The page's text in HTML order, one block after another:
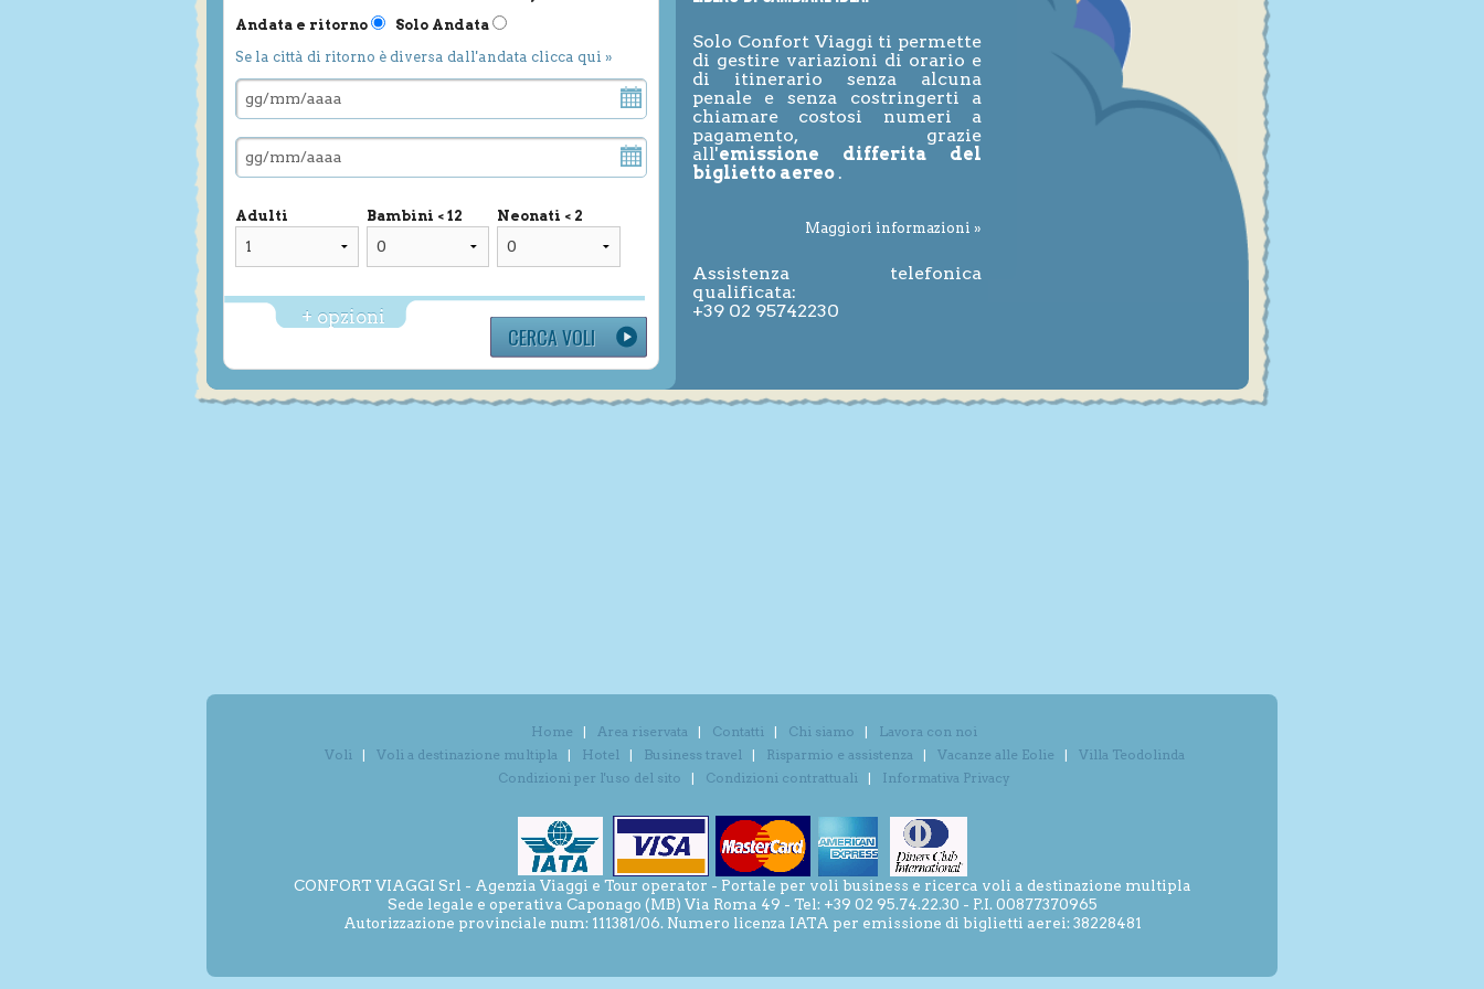
Andata e ritorno
Solo Andata
Se la città di ritorno è diversa dall'andata clicca qui »
Adulti Bambini < 12 Neonati < 2
+ opzioni
Solo Confort Viaggi ti permette
di gestire variazioni di orario e
di itinerario senza alcuna
penale e senza costringerti a
chiamare costosi numeri a
pagamento, grazie
all'emissione differita del
biglietto aereo .
Maggiori informazioni »
Assistenza telefonica
qualificata:
+39 02 95742230
Home Area riservata Contatti Chi siamo
Lavora con noi
Voli
Voli a destinazione multipla Hotel Business travel Risparmio e assistenza Vacanze alle Eolie
Villa Teodolinda
Condizioni per l'uso del sito
Condizioni contrattuali Informativa Privacy
CONFORT VIAGGI Srl - Agenzia Viaggi e Tour operator - Portale per voli business e ricerca voli a destinazione multipla
Sede legale e operativa Caponago (MB) Via Roma 49 - Tel: +39 02 95.74.22.30 - P.I. 00877370965
Autorizzazione provinciale num: 111381/06. Numero licenza IATA per emissione di biglietti aerei: 38228481